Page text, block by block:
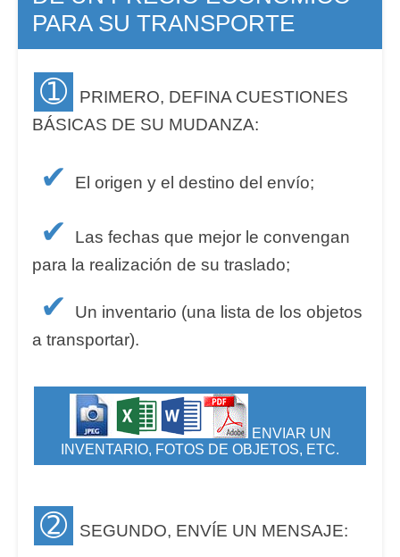
PARA SU TRANSPORTE
➀
PRIMERO, DEFINA CUESTIONES
BÁSICAS DE SU MUDANZA:
✔ El origen y el destino del envío;
✔
Las fechas que mejor le convengan
para la realización de su traslado;
✔
Un inventario (una lista de los objetos
a transportar).
ENVIAR UN
INVENTARIO, FOTOS DE OBJETOS, ETC.
➁ SEGUNDO, ENVÍE UN MENSAJE: